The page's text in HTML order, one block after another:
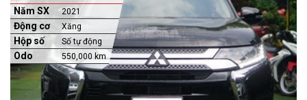
Năm SX 2021
Động cơ Xăng
Hộp số Số tự động
Odo 550,000 km